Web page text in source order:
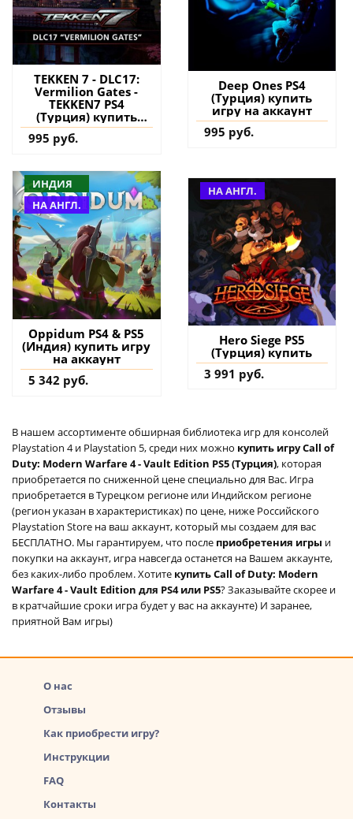
TEKKEN 7 - DLC17:
Vermilion Gates -
TEKKEN7 PS4
(Турция) купить
дополнение на
аккаунт
995 руб.
Deep Ones PS4
(Турция) купить
игру на аккаунт
995 руб.
ИНДИЯ
НА АНГЛ.
Oppidum PS4 & PS5
(Индия) купить игру
на аккаунт
5 342 руб.
НА АНГЛ.
Hero Siege PS5
(Турция) купить
3 991 руб.
В нашем ассортименте обширная библиотека игр для консолей
Playstation 4 и Playstation 5, среди них можно купить игру Call of
Duty: Modern Warfare 4 - Vault Edition PS5 (Турция), которая
приобретается по сниженной цене специально для Вас. Игра
приобретается в Турецком регионе или Индийском регионе
(регион указан в характеристиках) по цене, ниже Российского
Playstation Store на ваш аккаунт, который мы создаем для вас
БЕСПЛАТНО. Мы гарантируем, что после приобретения игры и
покупки на аккаунт, игра навсегда останется на Вашем аккаунте,
без каких-либо проблем. Хотите купить Call of Duty: Modern
Warfare 4 - Vault Edition для PS4 или PS5? Заказывайте скорее и
в кратчайшие сроки игра будет у вас на аккаунте) И заранее,
приятной Вам игры)
О нас
Отзывы
Как приобрести игру?
Инструкции
FAQ
Контакты